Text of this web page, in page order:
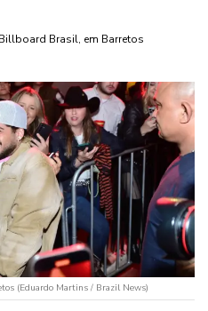
Billboard Brasil, em Barretos
(Eduardo Martins / Brazil News)